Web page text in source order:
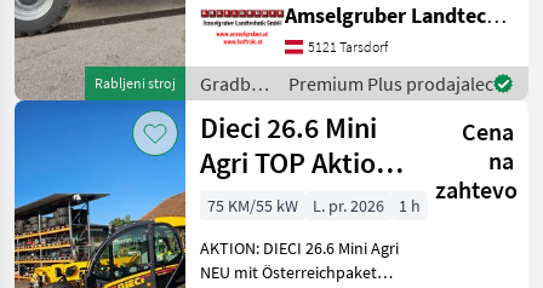
Rabljeni stroj
wurde - MADE BY DIECI!
AKTION: DIECI 26.6 E
Elektro Mini Agri NEU mit
Österreichpaket (TOP
Amselgruber Landtechnik GmbH
5121 Tarsdorf
Gradbeni
stroji /
Dieci
Premium Plus prodajalec
Dieci 26.6 Mini
Agri TOP Aktion
mit
Österreichpaket
Cena
na
zahtevo
75 KM/55 kW L. pr. 2026
1 h
AKTION: DIECI 26.6 Mini Agri
NEU mit Österreichpaket